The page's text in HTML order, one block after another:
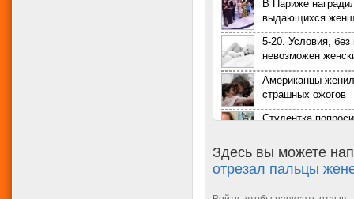
В Париже
выдающихся
5-20. Условия, без
невозможен
Американцы
страшных ожогов
Студентка
Love Story: 50
о любви
5-20. Условия, без
Здесь вы можете
отрезал пальцы